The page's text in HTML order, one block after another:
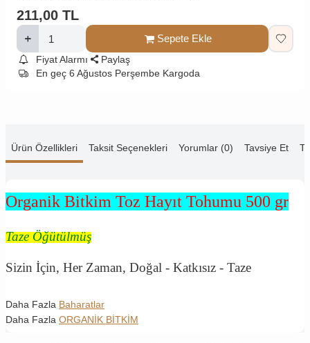
211,00 TL
Sepete Ekle
Fiyat Alarmı
Paylaş
En geç 6 Ağustos Perşembe Kargoda
Ürün Özellikleri Taksit Seçenekleri Yorumlar (0) Tavsiye Et
Organik Bitkim Toz Hayıt Tohumu 500 gr
Taze Öğütülmüş
Sizin İçin, Her Zaman, Doğal - Katkısız - Taze
Daha Fazla Baharatlar
Daha Fazla ORGANİK BİTKİM